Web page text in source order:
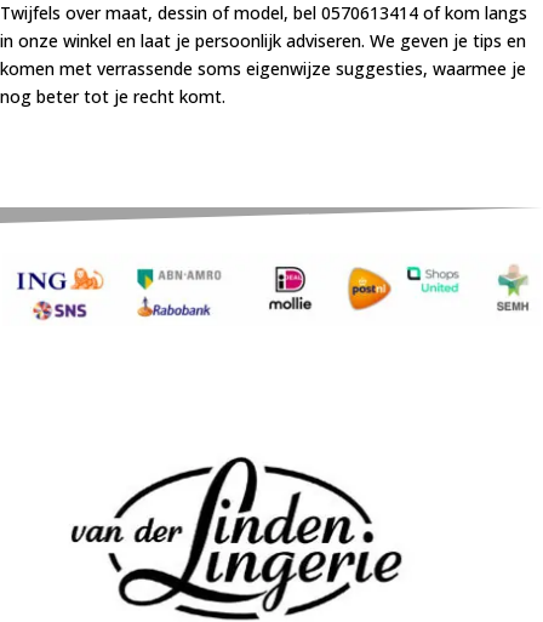
Twijfels over maat, dessin of model, bel 0570613414 of kom langs
in onze winkel en laat je persoonlijk adviseren. We geven je tips en
komen met verrassende soms eigenwijze suggesties, waarmee je
nog beter tot je recht komt.